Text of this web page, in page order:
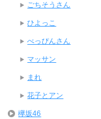
ごちそうさん
ひよっこ
べっぴんさん
マッサン
まれ
花子とアン
欅坂46